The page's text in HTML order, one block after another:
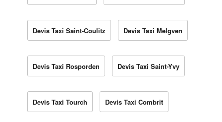
Devis Taxi Saint-Coulitz Devis Taxi Melgven
Devis Taxi Rosporden Devis Taxi Saint-Yvy
Devis Taxi Tourch Devis Taxi Combrit